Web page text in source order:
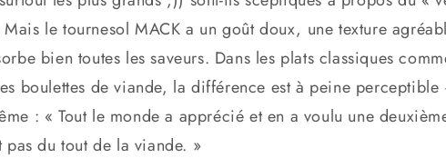
le tournesol MACK a un goût doux, une texture
bien toutes les saveurs. Dans les plats classiques
boulettes de viande, la différence est à peine
: « Tout le monde a apprécié et en a voulu une
pas du tout de la viande. »